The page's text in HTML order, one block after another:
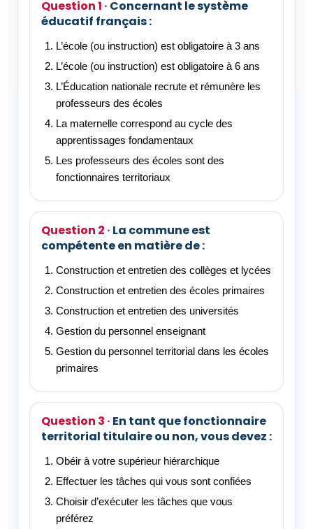
Concernant le système
éducatif français :
L’école (ou instruction) est obligatoire à 3 ans
L’école (ou instruction) est obligatoire à 6 ans
L’Éducation nationale recrute et rémunère les
professeurs des écoles
La maternelle correspond au cycle des
apprentissages fondamentaux
Les professeurs des écoles sont des
fonctionnaires territoriaux
La commune est
compétente en matière de :
Construction et entretien des collèges et lycées
Construction et entretien des écoles primaires
Construction et entretien des universités
Gestion du personnel enseignant
Gestion du personnel territorial dans les écoles
primaires
En tant que fonctionnaire
territorial titulaire ou non, vous devez :
Obéir à votre supérieur hiérarchique
Effectuer les tâches qui vous sont confiées
Choisir d’exécuter les tâches que vous
préférez